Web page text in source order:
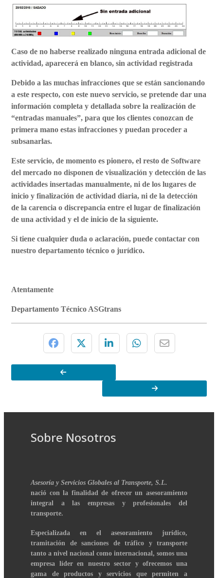
Caso de no haberse realizado ninguna entrada adicional de
actividad, aparecerá en blanco, sin actividad registrada
Debido a las muchas infracciones que se están sancionando
a este respecto, con este nuevo servicio, se pretende dar una
información completa y detallada sobre la realización de
“entradas manuales”, para que los clientes conozcan de
primera mano estas infracciones y puedan proceder a
subsanarlas.
Este servicio, de momento es pionero, el resto de Software
del mercado no disponen de visualización y detección de las
actividades insertadas manualmente, ni de los lugares de
inicio y finalización de actividad diaria, ni de la detección
de la carencia o discrepancia entre el lugar de finalización
de una actividad y el de inicio de la siguiente.
Si tiene cualquier duda o aclaración, puede contactar con
nuestro departamento técnico o jurídico.
Atentamente
Departamento Técnico ASGtrans
Sobre Nosotros
Asesoría y Servicios Globales al Transporte, S.L.
nació con la finalidad de ofrecer un asesoramiento
integral a las empresas y profesionales del
transporte.
Especializada en el asesoramiento jurídico,
tramitación de sanciones de tráfico y transporte
tanto a nivel nacional como internacional, somos una
empresa líder en nuestro sector y ofrecemos una
gama de productos y servicios que permiten a